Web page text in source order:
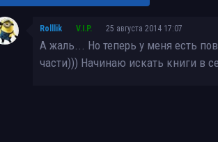
Rolllik V.I.P. 25 августа 2014 17:07
А жаль... Но теперь у меня есть
части))) Начинаю искать книги в